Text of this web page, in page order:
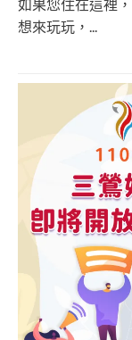
如果您住在這裡
想來玩玩，...